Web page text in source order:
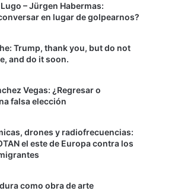
– Jürgen Habermas:
en lugar de golpearnos?
Trump, thank you, but do not
and do it soon.
Vegas: ¿Regresar o
falsa elección
drones y radiofrecuencias:
el este de Europa contra los
como obra de arte